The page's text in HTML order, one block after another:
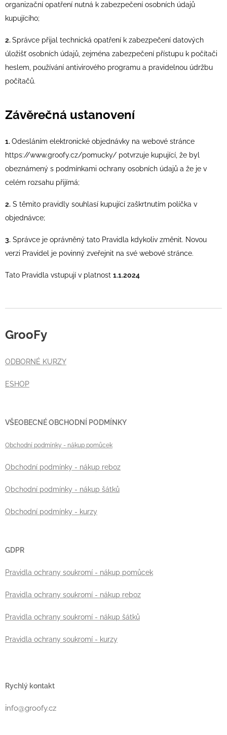
organizační opatření nutná k zabezpečení osobních údajů
kupujícího;
2.Správce přijal technická opatření k zabezpečení datových
úložišť osobních údajů, zejména zabezpečení přístupu k počítači
heslem, používání antivirového programu a pravidelnou údržbu
počítačů.
Závěrečná ustanovení
1.Odesláním elektronické objednávky na webové stránce
https://www.groofy.cz/pomucky/ potvrzuje kupující, že byl
obeznámený s podmínkami ochrany osobních údajů a že je v
celém rozsahu přijímá;
2. S těmito pravidly souhlasí kupující zaškrtnutím políčka v
objednávce;
3. Správce je oprávněný tato Pravidla kdykoliv změnit. Novou
verzi Pravidel je povinný zveřejnit na své webové stránce.
Tato Pravidla vstupují v platnost 1.1.2024
GrooFy
ODBORNÉ KURZY
ESHOP
VŠEOBECNÉ OBCHODNÍ PODMÍNKY
Obchodní podmínky - nákup pomůcek
Obchodní podmínky - nákup reboz
Obchodní podmínky - nákup šátků
Obchodní podmínky - kurzy
GDPR
Pravidla ochrany soukromí - nákup pomůcek
Pravidla ochrany soukromí - nákup reboz
Pravidla ochrany soukromí - nákup šátků
Pravidla ochrany soukromí - kurzy
Rychlý kontakt
info@groofy.cz